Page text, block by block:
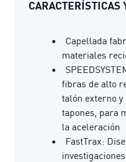
CARACTERÍSTICAS
Capellada
materiales
fibras de alto
talón externo
tapones, para
la aceleración
FastTrax: